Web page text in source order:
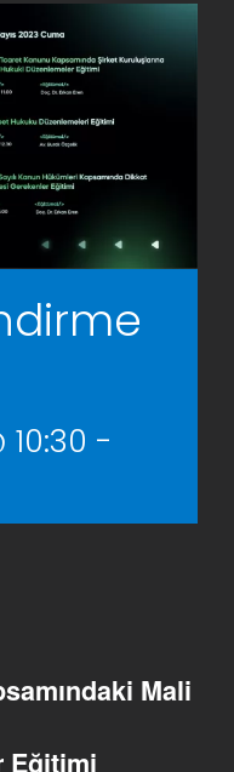
-
Mali
Eğitimi